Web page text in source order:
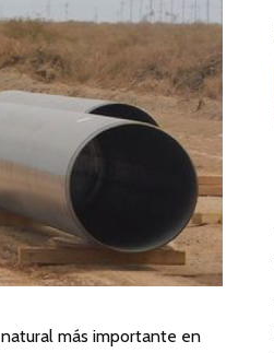
más importante en